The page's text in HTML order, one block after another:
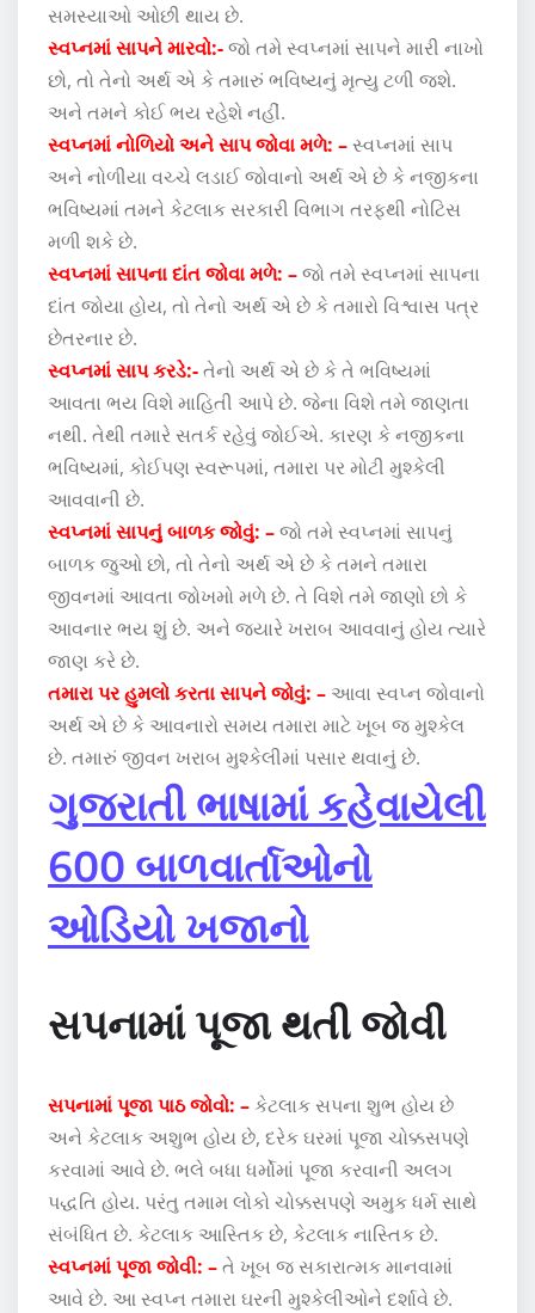
સમસ્યાઓ ઓછી થાય છે.
સ્વપ્નમાં સાપને મારવો:-જો તમે સ્વપ્નમાં સાપને મારી નાખો
છો, તો તેનો અર્થ એ કે તમારું ભવિષ્યનું મૃત્યુ ટળી જશે.
અને તમને કોઈ ભય રહેશે નહીં.
સ્વપ્નમાં નોળિયો અને સાપ જોવા મળે: –સ્વપ્નમાં સાપ
અને નોળીયા વચ્ચે લડાઈ જોવાનો અર્થ એ છે કે નજીકના
ભવિષ્યમાં તમને કેટલાક સરકારી વિભાગ તરફથી નોટિસ
મળી શકે છે.
સ્વપ્નમાં સાપના દાંત જોવા મળે: –જો તમે સ્વપ્નમાં સાપના
દાંત જોયા હોય, તો તેનો અર્થ એ છે કે તમારો વિશ્વાસ પત્ર
છેતરનાર છે.
સ્વપ્નમાં સાપ કરડે:-તેનો અર્થ એ છે કે તે ભવિષ્યમાં
આવતા ભય વિશે માહિતી આપે છે. જેના વિશે તમે જાણતા
નથી. તેથી તમારે સતર્ક રહેવું જોઈએ. કારણ કે નજીકના
ભવિષ્યમાં, કોઈપણ સ્વરૂપમાં, તમારા પર મોટી મુશ્કેલી
આવવાની છે.
સ્વપ્નમાં સાપનું બાળક જોવું: –જો તમે સ્વપ્નમાં સાપનું
બાળક જુઓ છો, તો તેનો અર્થ એ છે કે તમને તમારા
જીવનમાં આવતા જોખમો મળે છે. તે વિશે તમે જાણો છો કે
આવનાર ભય શું છે. અને જ્યારે ખરાબ આવવાનું હોય ત્યારે
જાણ કરે છે.
તમારા પર હુમલો કરતા સાપને જોવું: – આવા સ્વપ્ન જોવાનો
અર્થ એ છે કે આવનારો સમય તમારા માટે ખૂબ જ મુશ્કેલ
છે. તમારું જીવન ખરાબ મુશ્કેલીમાં પસાર થવાનું છે.
ગુજરાતી ભાષામાં કહેવાયેલી
600 બાળવાર્તાઓનો
ઓડિયો ખજાનો
સપનામાં પૂજા થતી જોવી
સપનામાં પૂજા પાઠ જોવો: – કેટલાક સપના શુભ હોય છે
અને કેટલાક અશુભ હોય છે, દરેક ઘરમાં પૂજા ચોક્કસપણે
કરવામાં આવે છે. ભલે બધા ધર્મોમાં પૂજા કરવાની અલગ
પદ્ધતિ હોય. પરંતુ તમામ લોકો ચોક્કસપણે અમુક ધર્મ સાથે
સંબંધિત છે. કેટલાક આસ્તિક છે, કેટલાક નાસ્તિક છે.
સ્વપ્નમાં પૂજા જોવી: –તે ખૂબ જ સકારાત્મક માનવામાં
આવે છે. આ સ્વપ્ન તમારા ઘરની મુશ્કેલીઓને દર્શાવે છે.